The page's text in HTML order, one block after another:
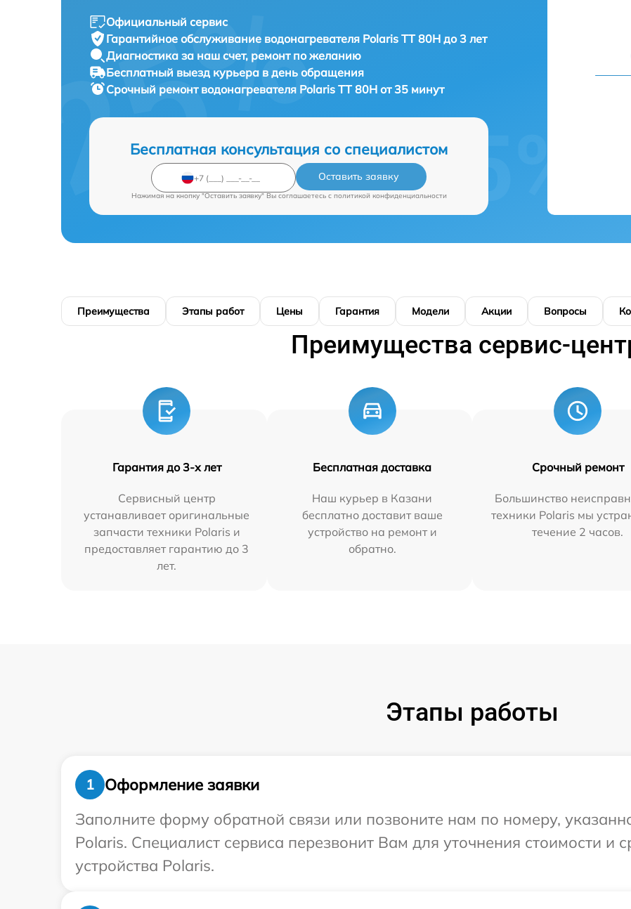
Официальный сервис
Гарантийное обслуживание водонагревателя Polaris TT 80H до 3 лет
Диагностика за наш счет, ремонт по желанию
Бесплатный выезд курьера в день обращения
Срочный ремонт водонагревателя Polaris TT 80H от 35 минут
Бесплатная консультация со специалистом
Оставить заявку
Нажимая на кнопку "Оставить заявку" Вы соглашаетесь c политикой конфиденциальности
Преимущества Этапы работ Цены Гарантия Модели Акции Вопросы
Преимущества сервис-
Гарантия до 3-х лет
Сервисный центр
устанавливает оригинальные
запчасти техники Polaris и
предоставляет гарантию до 3
лет.
Бесплатная доставка
Наш курьер в Казани
бесплатно доставит ваше
устройство на ремонт и
обратно.
Срочный ремонт
Большинство
техники Polaris мы
течение 2 часов.
Этапы работы
1
Оформление заявки
Заполните форму обратной связи или позвоните нам по номеру,
Polaris. Специалист сервиса перезвонит Вам для уточнения стоимости и
устройства Polaris.